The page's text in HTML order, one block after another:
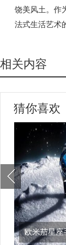
饶美风土。作
法式生活艺术
相关内容
猜你喜欢
欧米茄星座